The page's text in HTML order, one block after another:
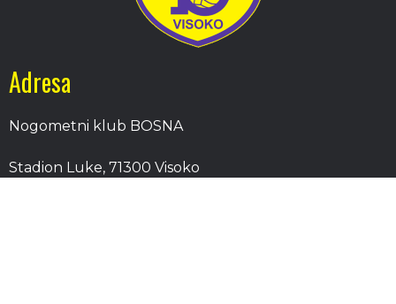
Adresa
Nogometni klub BOSNA
Stadion Luke, 71300 Visoko